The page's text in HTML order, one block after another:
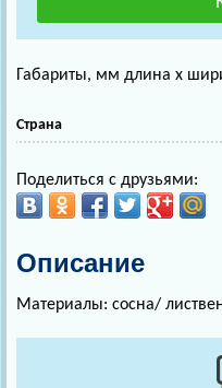
Габариты, мм длина х
Страна
Поделиться с друзьями:
Описание
Материалы: сосна/